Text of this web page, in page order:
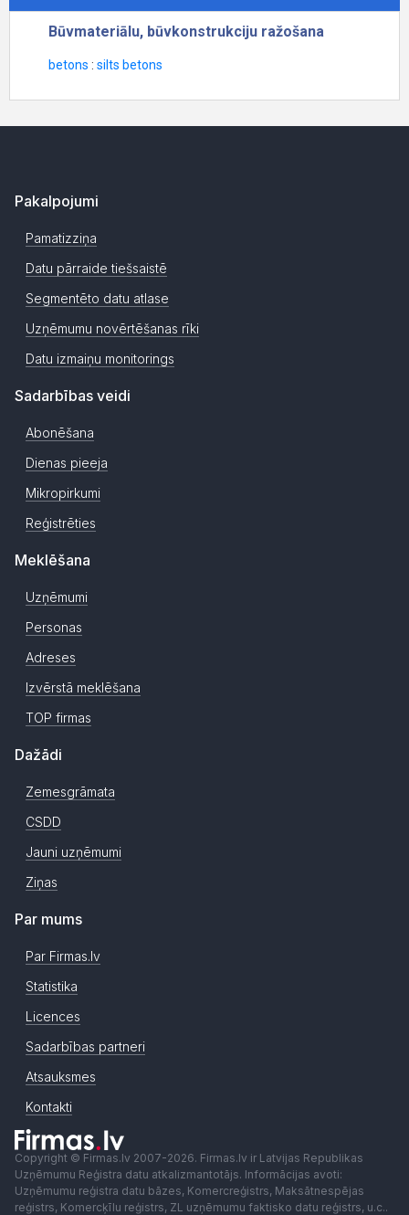
Pakalpojumi
Pamatizziņa
Datu pārraide tiešsaistē
Segmentēto datu atlase
Uzņēmumu novērtēšanas rīki
Datu izmaiņu monitorings
Sadarbības veidi
Abonēšana
Dienas pieeja
Mikropirkumi
Reģistrēties
Meklēšana
Uzņēmumi
Personas
Adreses
Izvērstā meklēšana
TOP firmas
Dažādi
Zemesgrāmata
CSDD
Jauni uzņēmumi
Ziņas
Par mums
Par Firmas.lv
Statistika
Licences
Sadarbības partneri
Atsauksmes
Kontakti
Copyright © Firmas.lv 2007-2026. Firmas.lv ir Latvijas Republikas
Uzņēmumu Reģistra datu atkalizmantotājs. Informācijas avoti:
Uzņēmumu reģistra datu bāzes, Komercreģistrs, Maksātnespējas
reģistrs, Komercķīlu reģistrs, ZL uzņēmumu faktisko datu reģistrs, u.c..